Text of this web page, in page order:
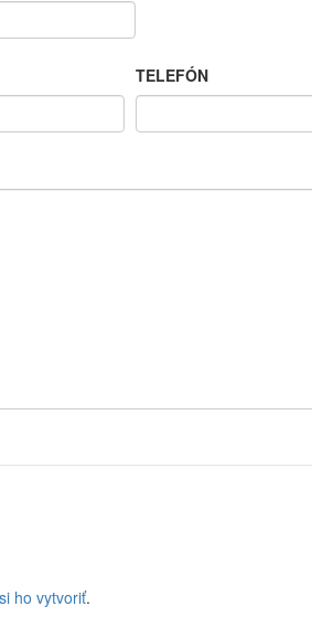
TELEFÓN
ho vytvoriť.